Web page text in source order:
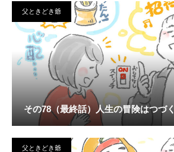
父ときどき爺
その78（最終話）人生の冒険はつづく
父ときどき爺